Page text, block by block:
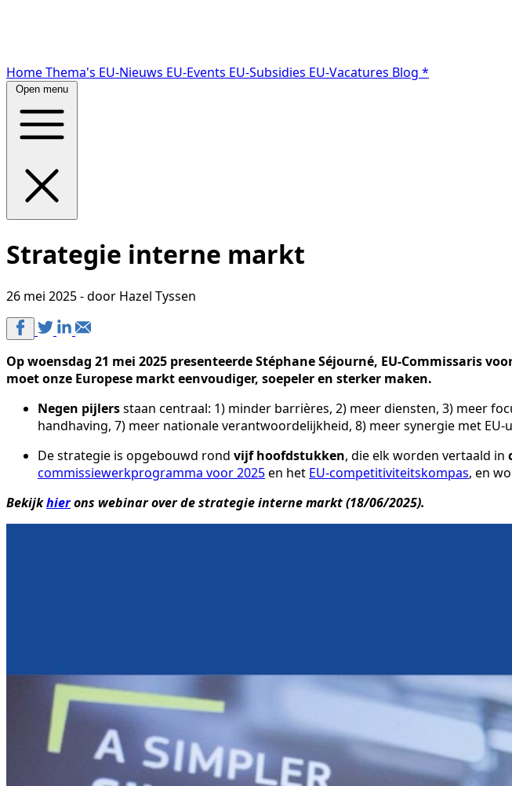
HomeThema's EU-Nieuws EU-Events EU-Subsidies EU-Vacatures Blog *
Open menu
Strategie interne markt
26 mei 2025 - door Hazel Tyssen
Op woensdag 21 mei 2025 presenteerde Stéphane Séjourné, EU-Commissaris
moet onze Europese markt eenvoudiger, soepeler en sterker maken.
Negen pijlersstaan centraal: 1) minder barrières, 2) meer diensten, 3) meer
handhaving, 7) meer nationale verantwoordelijkheid, 8) meer synergie met
De strategie is opgebouwd rond vijf hoofdstukken, die elk worden vertaald in
commissiewerkprogramma voor 2025en het EU-competitiviteitskompas, en
Bekijkhierons webinar over de strategie interne markt (18/06/2025).